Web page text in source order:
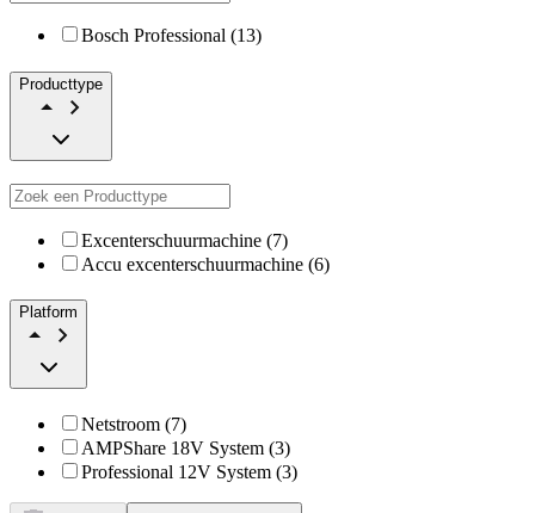
Bosch Professional (13)
Producttype
Excenterschuurmachine (7)
Accu excenterschuurmachine (6)
Platform
Netstroom (7)
AMPShare 18V System (3)
Professional 12V System (3)